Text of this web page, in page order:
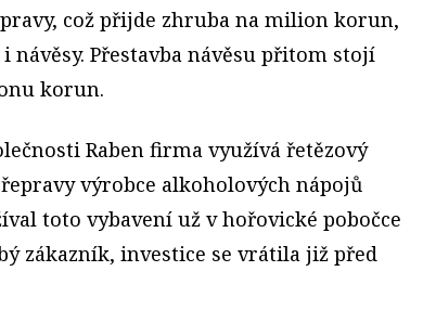
což přijde zhruba na milion korun,
návěsy. Přestavba návěsu přitom stojí
korun.
Raben firma využívá řetězový
výrobce alkoholových nápojů
toto vybavení už v hořovické pobočce
zákazník, investice se vrátila již před